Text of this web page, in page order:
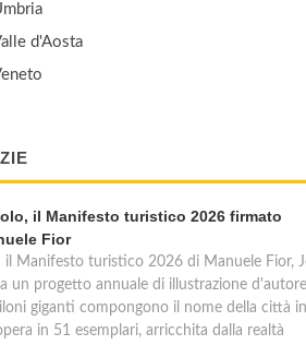
d'Aosta
il Manifesto turistico 2026 firmato
Fior
il Manifesto turistico 2026 di Manuele Fior,
un progetto annuale di illustrazione
giganti compongono il nome della città in
in 51 esemplari, arricchita dalla realtà